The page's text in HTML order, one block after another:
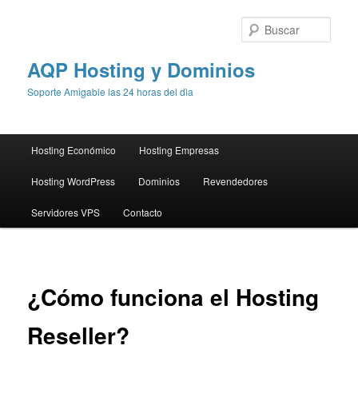
AQP Hosting y Dominios
Soporte Amigable las 24 horas del dìa
principal
Ir
al
contenido
Hosting Económico Hosting Empresas
Hosting WordPress Dominios Revendedores
Servidores VPS Contacto
¿Cómo funciona el Hosting
Reseller?